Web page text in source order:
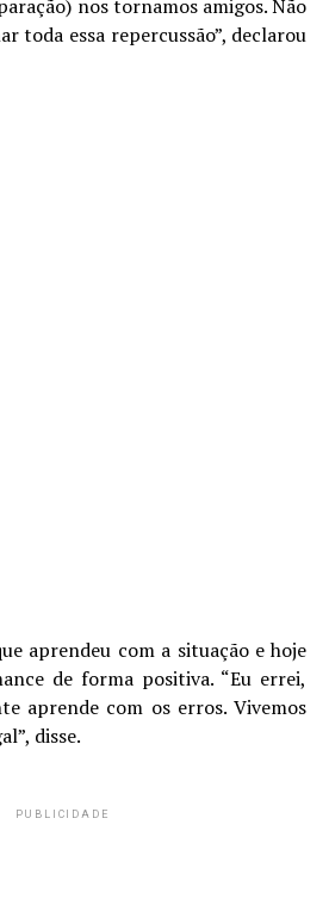
nos tornamos amigos. Não
toda essa repercussão”, declarou
aprendeu com a situação e hoje
de forma positiva. “Eu errei,
aprende com os erros. Vivemos
disse.
PUBLICIDADE